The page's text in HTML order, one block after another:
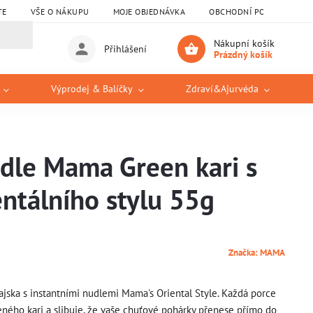
VŠE O NÁKUPU MOJE OBJEDNÁVKA OBCHODNÍ PODMÍNKY
Nákupní košík
Prázdný košík
Přihlášení
Výprodej & Balíčky Zdraví&Ajurvéda
Mama Green kari s
stylu 55g
Značka:MAMA
s instantními nudlemi Mama's Oriental Style. Každá porce
kari a slibuje, že vaše chuťové pohárky přenese přímo do